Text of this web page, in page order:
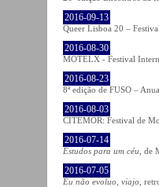
2016-09-13
Queer Lisboa 20 –
2016-08-30
MOTELX - Festival
2016-08-23
8ª edição de FUSO –
2016-08-03
CITEMOR: Festival de
2016-07-14
Estudos para um céu , de
2016-07-05
Eu não evoluo, viajo ,